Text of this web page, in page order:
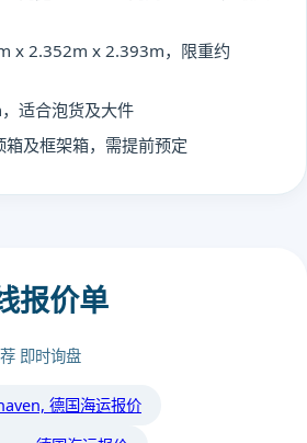
x 2.352m x 2.393m，限重约
适合泡货及大件
及框架箱，需提前预定
报价单
即时询盘
德国海运报价